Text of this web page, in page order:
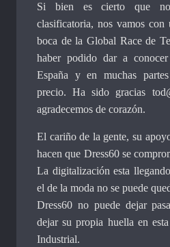
Si bien es cierto que no
clasificatoria, nos vamos
boca de la Global Race de
haber podido dar a
España y en muchas
precio. Ha sido gracias
agradecemos de corazón.
El cariño de la gente, su
hacen que Dress60 se
La digitalización esta
el de la moda no se puede
Dress60 no puede dejar
dejar su propia huella en
Industrial.